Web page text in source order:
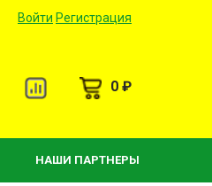
Войти Регистрация
0 ₽
НАШИ ПАРТНЕРЫ